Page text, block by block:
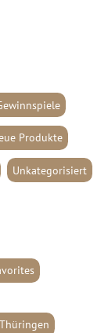
Produkte
Unkategorisiert